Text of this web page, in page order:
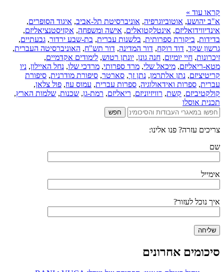
קראו עוד »
א"ב יהושע, אוטוביוגרפיה, אוניברסיטת תל-אביב, איגוד הסופרים,
אינדיווידואליזם, אינטלקטואלים, אישה ומשפחה, אקזיסטנציאליזם,
בדידות, ביקורת ספרותית, בלשנות עברית, בת-שבע ירדור, גבעתיים,
גרשון שקד, דוד רוקח, דור המדינה, דור תש"ח, האוניברסיטה העברית,
זיכרונות, חיי יומיום, חנה גונן, יונתן רטוש, לימודים אקדמיים,
מטא-ריאליזם, מיכאל שלי, מרד ספרותי, מרדכי שלו, נחל האיילון, ניו
קריטיציזם, נתן אלתרמן, נתן זך, סארטר, סיפורת מודרנית, סיפורת
עברית, ספרות ואידאולוגיה, ספרות עברית, עמוס עוז, פול צלאן,
קולקטיביזם, קשת, רוויזיוניזם, ריאליזם, רמת-גן, שכנות, שלמות הארץ,
תכנית אוסלו
צריכים עזרה? פנו אלינו:
שם
אימייל
איך נוכל לעזור?
סיכומים אחרונים